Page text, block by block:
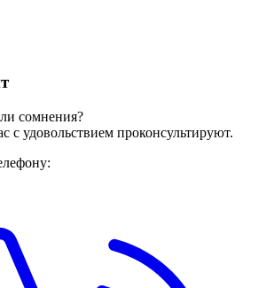
сомнения?
удовольствием проконсультируют.